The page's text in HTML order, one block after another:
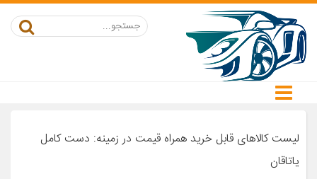
لیست کالاهای قابل خرید همراه قیمت در زمینه: دست کامل
یاتاقان